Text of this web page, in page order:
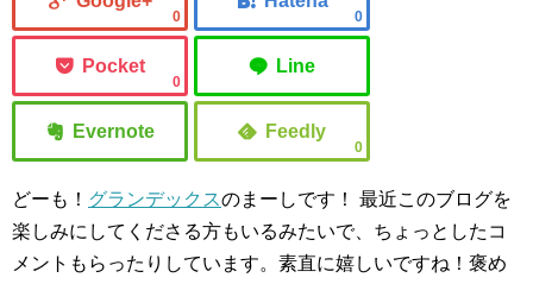
0 0
0
0
どーも！ グランデックスのまーしです！
最近このブログを
楽しみにしてくださる方もいるみたいで、ちょっとしたコ
メントもらったりしています。素直に嬉しいですね！褒め